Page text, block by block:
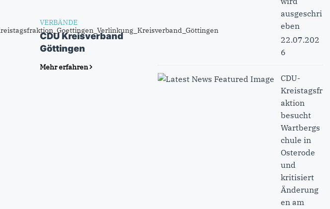
VERBÄNDE
CDU Kreisverband
Göttingen
Mehr erfahren
ausgeschri
eben
22.07.202
6
CDU-
Kreistagsfr
aktion
besucht
Wartbergs
chule in
Osterode
und
kritisiert
Änderung
en am